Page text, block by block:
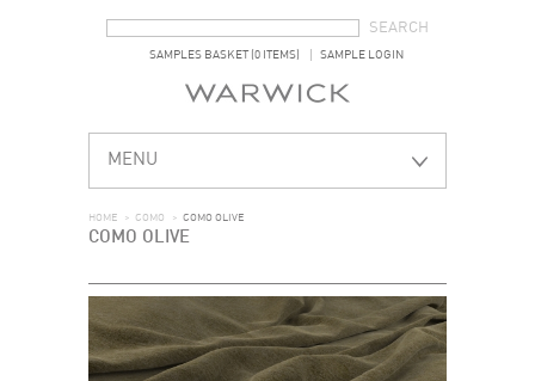
SAMPLES BASKET (0 ITEMS) SAMPLE LOGIN
MENU
HOME > COMO > COMO OLIVE
COMO OLIVE